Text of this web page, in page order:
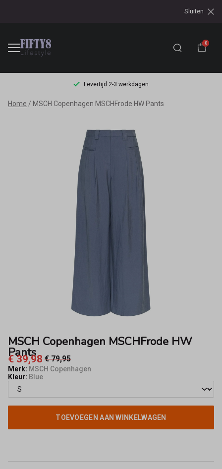
Sluiten
0
Levertijd 2-3 werkdagen
MSCH
Copenhagen
MSCHFrode
Home MSCH Copenhagen MSCHFrode HW Pants
MSCH Copenhagen MSCHFrode HW
Pants
€ 39,98 € 79,95
Merk: MSCH Copenhagen
Kleur: Blue
TOEVOEGEN AAN WINKELWAGEN